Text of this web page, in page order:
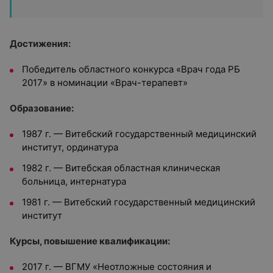
Достижения:
Победитель областного конкурса «Врач года РБ
2017» в номинации «Врач-терапевт»
Образование:
1987 г. — Витебский государственный медицинский
институт, ординатура
1982 г. — Витебская областная клиническая
больница, интернатура
1981 г. — Витебский государственный медицинский
институт
Курсы, повышение квалификации:
2017 г. — ВГМУ «Неотложные состояния и